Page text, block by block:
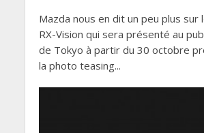
Mazda nous en dit un peu plus sur
RX-Vision qui sera présenté au
de Tokyo à partir du 30 octobre
la photo teasing...